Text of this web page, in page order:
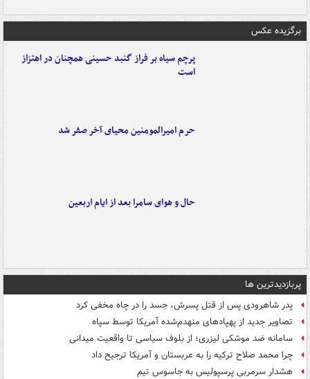
برگزیده عکس
پرچم سیاه بر فراز گنبد حسینی همچنان در اهتزاز
است
حرم امیرالمومنین محیای آخر صفر شد
حال و هوای سامرا بعد از ایام اربعین
پربازدیدترین ها
پدر شاهرودی پس از قتل پسرش، جسد را در چاه مخفی کرد
تصاویر جدید از پهپادهای منهدم‌شده آمریکا توسط سپاه
سامانه ضد موشکی لیزری؛ از بلوف سیاسی تا واقعیت میدانی
چرا محمد صلاح ترکیه را به عربستان و آمریکا ترجیح داد
هشدار سرمربی پرسپولیس به جاسوس تیم